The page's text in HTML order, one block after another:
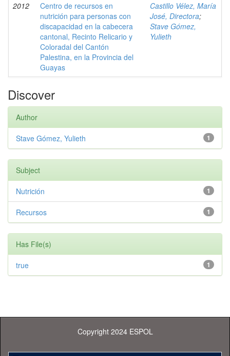
2012
Centro de recursos en
nutrición para personas con
discapacidad en la cabecera
cantonal, Recinto Relicario y
Coloradal del Cantón
Palestina, en la Provincia del
Guayas
Castillo Vélez, María
José, Directora;
Stave Gómez,
Yulieth
Discover
Author
1
Stave Gómez, Yulieth
Subject
1
Nutrición
1
Recursos
Has File(s)
1
true
Copyright 2024 ESPOL